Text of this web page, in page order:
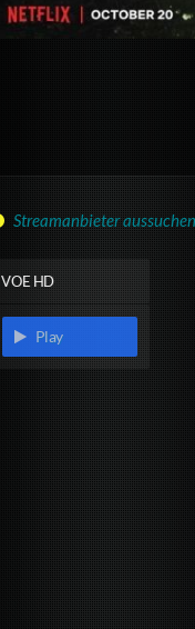
Streamanbieter aussuchen
VOE HD
Play